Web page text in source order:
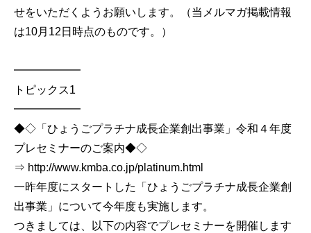
せをいただくようお願いします。（当メルマガ掲載情報
は10月12日時点のものです。）
━━━━━━
トピックス1
━━━━━━
◆◇「ひょうごプラチナ成長企業創出事業」令和４年度
プレセミナーのご案内◆◇
⇒ http://www.kmba.co.jp/platinum.html
一昨年度にスタートした「ひょうごプラチナ成長企業創
出事業」について今年度も実施します。
つきましては、以下の内容でプレセミナーを開催します